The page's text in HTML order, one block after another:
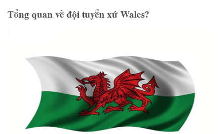
Tổng quan về đội tuyển xứ Wales?